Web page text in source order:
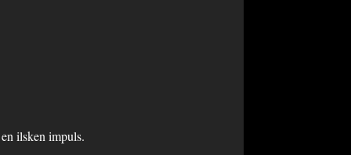
ilsken impuls.